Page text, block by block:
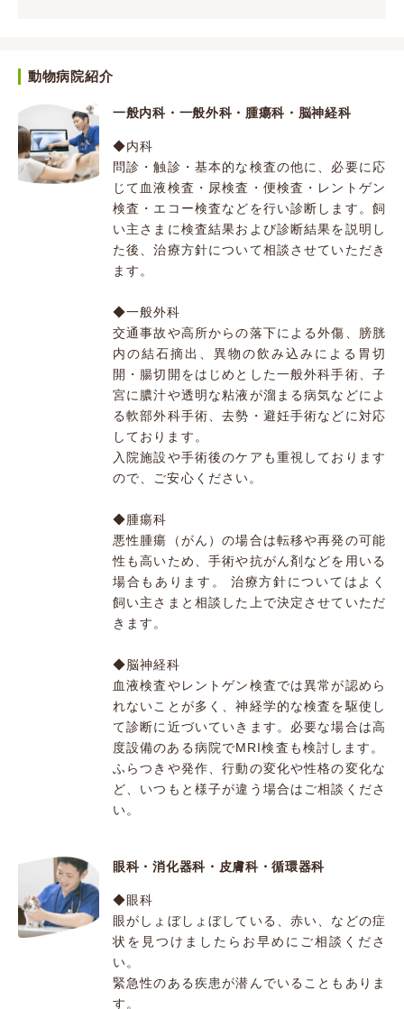
動物病院紹介
一般内科・一般外科・腫瘍科・脳神経科
◆内科
問診・触診・基本的な検査の他に、必要に応
じて血液検査・尿検査・便検査・レントゲン
検査・エコー検査などを行い診断します。飼
い主さまに検査結果および診断結果を説明し
た後、治療方針について相談させていただき
ます。
◆一般外科
交通事故や高所からの落下による外傷、膀胱
内の結石摘出、異物の飲み込みによる胃切
開・腸切開をはじめとした一般外科手術、子
宮に膿汁や透明な粘液が溜まる病気などによ
る軟部外科手術、去勢・避妊手術などに対応
しております。
入院施設や手術後のケアも重視しております
ので、ご安心ください。
◆腫瘍科
悪性腫瘍（がん）の場合は転移や再発の可能
性も高いため、手術や抗がん剤などを用いる
場合もあります。 治療方針についてはよく
飼い主さまと相談した上で決定させていただ
きます。
◆脳神経科
血液検査やレントゲン検査では異常が認めら
れないことが多く、神経学的な検査を駆使し
て診断に近づいていきます。必要な場合は高
度設備のある病院でMRI検査も検討します。
ふらつきや発作、行動の変化や性格の変化な
ど、いつもと様子が違う場合はご相談くださ
い。
眼科・消化器科・皮膚科・循環器科
◆眼科
眼がしょぼしょぼしている、赤い、などの症
状を見つけましたらお早めにご相談くださ
い。
緊急性のある疾患が潜んでいることもありま
す。